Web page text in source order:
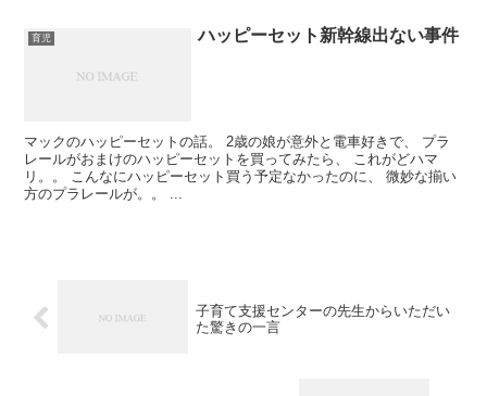
育児 ハッピーセット新幹線出ない事件
マックのハッピーセットの話。 2歳の娘が意外と電車好きで、 プラ
レールがおまけのハッピーセットを買ってみたら、 これがどハマ
リ。。 こんなにハッピーセット買う予定なかったのに、 微妙な揃い
方のプラレールが。。 ...
子育て支援センターの先生からいただい
た驚きの一言